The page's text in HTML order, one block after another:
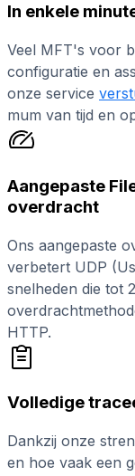
In enkele
Veel MFT's voor
configuratie en
onze service
mum van tijd en
Aangepaste
overdracht
Ons aangepaste
verbetert UDP
snelheden die tot
HTTP.
Volledige
Dankzij onze
en hoe vaak een